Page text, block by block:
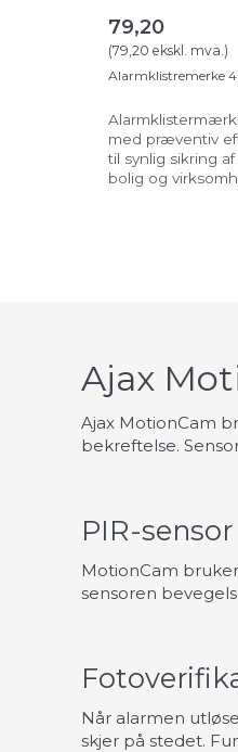
79,20
(79,20 ekskl. mva. )
Alarmklistremerke 4
med præventiv
til synlig sikring af
bolig og
Ajax
Ajax MotionCam
bekreftelse.
PIR-
MotionCam
sensoren
Når alarmen
skjer på stedet.